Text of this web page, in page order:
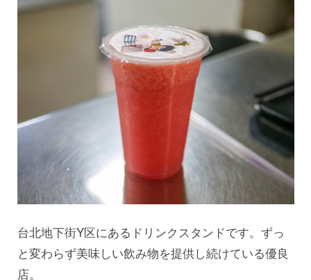
台北地下街Y区にあるドリンクスタンドです。ずっ
と変わらず美味しい飲み物を提供し続けている優良
店。